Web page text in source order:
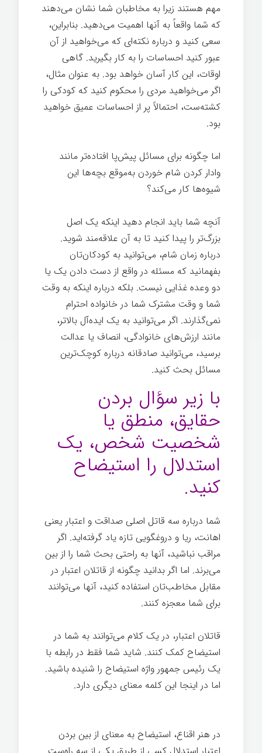
مهم هستند زیرا به مخاطبان شما نشان می‌دهند
که شما واقعاً به آنها اهمیت می‌دهید. بنابراین،
سعی کنید و درباره نکته‌ای که می‌خواهید از آن
عبور کنید احساسات را به کار بگیرید. گاهی
اوقات، این کار آسان خواهد بود. به عنوان مثال،
اگر می‌خواهید مردی را محکوم کنید که کودکی را
کشته‌ست، احتمالاً پر از احساسات عمیق خواهید
بود.
اما چگونه برای مسائل پیش‌پا افتاده‌تر مانند
وادار کردن شام خوردن به‌موقع بچه‌ها این
شیوه‌ها کار می‌کند؟
آنچه شما باید انجام دهید اینکه یک اصل
بزرگ‌تر را پیدا کنید تا به آن علاقه‌مند شوید.
درباره زمان شام، می‌توانید به کودکان‌تان
بفهمانید که مسئله در واقع از دست دادن یک یا
دو وعده غذایی نیست. بلکه درباره اینکه به وقت
شما و وقت مشترک شما در خانواده احترام
نمی‌گذارند. اگر می‌توانید به یک ایده‌آل بالاتر،
مانند ارزش‌های خانوادگی، انصاف یا عدالت
برسید، می‌توانید صادقانه درباره کوچک‌ترین
مسائل بحث کنید.
با زیر سؤال بردن
حقایق، منطق یا
شخصیت شخص، یک
استدلال را استیضاح
کنید.
شما درباره سه قاتل اصلی صداقت و اعتبار یعنی
اهانت، ریا و دروغگویی تازه یاد گرفته‌اید. اگر
مراقب نباشید، آنها به راحتی بحث شما را از بین
می‌برند. اما اگر بدانید چگونه از قاتلان اعتبار در
مقابل مخاطب‌تان استفاده کنید، آنها می‌توانند
برای شما معجزه کنند.
قاتلان اعتبار، در یک کلام می‌توانند به شما در
استیضاح کمک کنند. شاید شما فقط در رابطه با
یک رئیس جمهور واژه استیضاح را شنیده باشید.
اما در اینجا این کلمه معنای دیگری دارد.
در هنر اقناع، استیضاح به معنای از بین بردن